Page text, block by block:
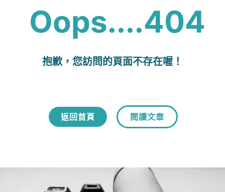
Oops....404
抱歉，您訪問的頁面不存在喔！
返回首頁 閱讀文章